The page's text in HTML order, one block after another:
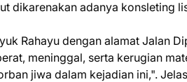
dikarenakan adanya konsleting
Rahayu dengan alamat Jalan
meninggal, serta kerugian
jiwa dalam kejadian ini,".